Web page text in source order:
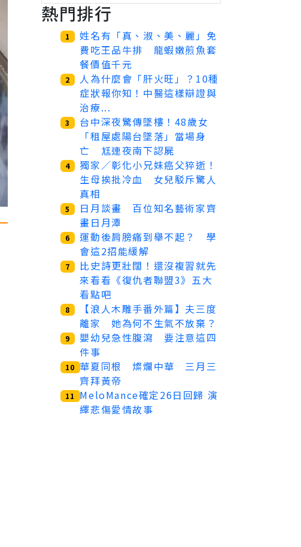
熱門排行
1
姓名有「真、淑、美、麗」免
費吃王品牛排 龍蝦嫩煎魚套
餐價值千元
2
人為什麼會「肝火旺」？10種
症狀報你知！中醫這樣辯證與
治療...
3
台中深夜驚傳墜樓！48歲女
「租屋處陽台墜落」當場身
亡 尪連夜南下認屍
4
獨家／彰化小兄妹癌父猝逝！
生母挨批冷血 女兒駁斥驚人
真相
5
日月談畫 百位知名藝術家齊
畫日月潭
6
運動後肩膀痛到舉不起？ 學
會這2招能緩解
7
比史詩更壯闊！還沒複習就先
來看看《復仇者聯盟3》五大
看點吧
8
【浪人木雕手番外篇】夫三度
離家 她為何不生氣不放棄？
9
嬰幼兒急性腹瀉 要注意這四
件事
10 華夏同根 燦爛中華 三月三
齊拜黃帝
11
MeloMance確定26日回歸 演
繹悲傷愛情故事